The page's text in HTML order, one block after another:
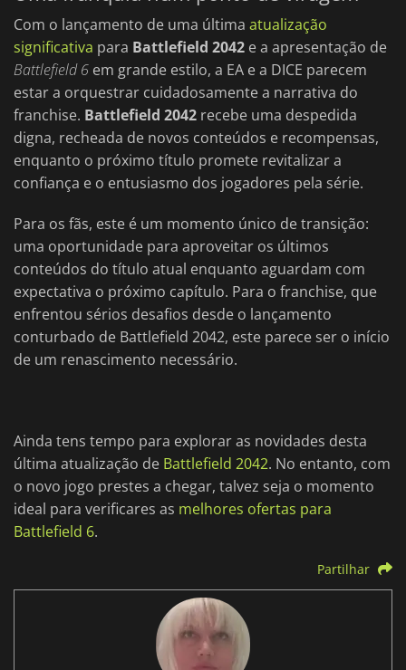
Com o lançamento de uma última atualização
significativa para Battlefield 2042 e a apresentação de
Battlefield 6 em grande estilo, a EA e a DICE parecem
estar a orquestrar cuidadosamente a narrativa do
franchise. Battlefield 2042 recebe uma despedida
digna, recheada de novos conteúdos e recompensas,
enquanto o próximo título promete revitalizar a
confiança e o entusiasmo dos jogadores pela série.
Para os fãs, este é um momento único de transição:
uma oportunidade para aproveitar os últimos
conteúdos do título atual enquanto aguardam com
expectativa o próximo capítulo. Para o franchise, que
enfrentou sérios desafios desde o lançamento
conturbado de Battlefield 2042, este parece ser o início
de um renascimento necessário.
Ainda tens tempo para explorar as novidades desta
última atualização de Battlefield 2042. No entanto, com
o novo jogo prestes a chegar, talvez seja o momento
ideal para verificares as melhores ofertas para
Battlefield 6.
Partilhar